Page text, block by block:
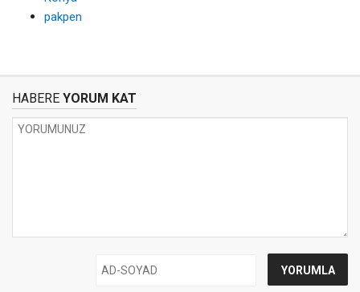
pakpen
HABERE YORUM KAT